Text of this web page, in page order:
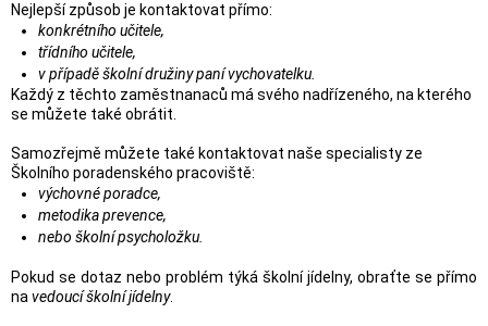
Nejlepší způsob je kontaktovat přímo:
konkrétního učitele,
třídního učitele,
v případě školní družiny paní vychovatelku.
Každý z těchto zaměstnanaců má svého nadřízeného, na kterého
se můžete také obrátit.
Samozřejmě můžete také kontaktovat naše specialisty ze
Školního poradenského pracoviště:
výchovné poradce,
metodika prevence,
nebo školní psycholožku.
Pokud se dotaz nebo problém týká školní jídelny, obraťte se přímo
na vedoucí školní jídelny.